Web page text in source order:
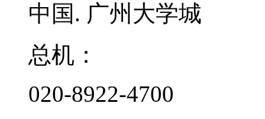
中国. 广州大学城
总机：
020-8922-4700